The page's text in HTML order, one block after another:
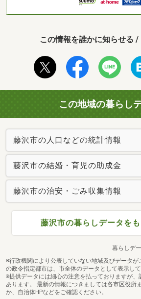
この情報を誰かに知らせる /
この地域の暮らし
藤沢市の人口などの統計情報
藤沢市の結婚・育児の助成金
藤沢市の治安・ごみ収集情報
藤沢市の暮らしデータを
暮らしデ
※行政機関により公表していない地域及びデータ
の政令指定都市は、市全体のデータとして表示して
※提供データには細心の注意を払っておりますが
あります。 最新の情報につきましては各市区役所
か、自治体HPなどをご確認ください。